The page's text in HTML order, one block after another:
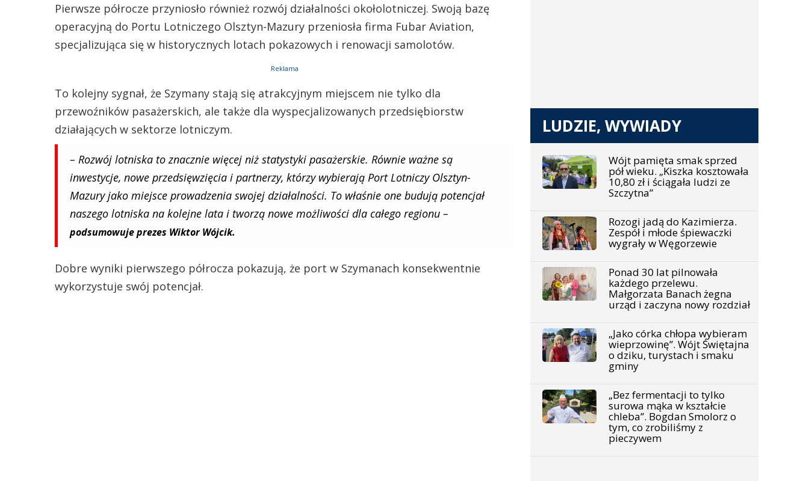
Pierwsze półrocze przyniosło również rozwój działalności okołolotniczej. Swoją bazę
operacyjną do Portu Lotniczego Olsztyn-Mazury przeniosła firma Fubar Aviation,
specjalizująca się w historycznych lotach pokazowych i renowacji samolotów.
Reklama
To kolejny sygnał, że Szymany stają się atrakcyjnym miejscem nie tylko dla
przewoźników pasażerskich, ale także dla wyspecjalizowanych przedsiębiorstw
działających w sektorze lotniczym.
– Rozwój lotniska to znacznie więcej niż statystyki pasażerskie. Równie ważne są
inwestycje, nowe przedsięwzięcia i partnerzy, którzy wybierają Port Lotniczy Olsztyn-
Mazury jako miejsce prowadzenia swojej działalności. To właśnie one budują potencjał
naszego lotniska na kolejne lata i tworzą nowe możliwości dla całego regionu –
podsumowuje prezes Wiktor Wójcik.
Dobre wyniki pierwszego półrocza pokazują, że port w Szymanach konsekwentnie
wykorzystuje swój potencjał.
LUDZIE, WYWIADY
Wójt pamięta smak sprzed
pół wieku. „Kiszka kosztowała
10,80 zł i ściągała ludzi ze
Szczytna”
Rozogi jadą do Kazimierza.
Zespół i młode śpiewaczki
wygrały w Węgorzewie
Ponad 30 lat pilnowała
każdego przelewu.
Małgorzata Banach żegna
urząd i zaczyna nowy rozdział
„Jako córka chłopa wybieram
wieprzowinę”. Wójt Świętajna
o dziku, turystach i smaku
gminy
„Bez fermentacji to tylko
surowa mąka w kształcie
chleba”. Bogdan Smolorz o
tym, co zrobiliśmy z
pieczywem